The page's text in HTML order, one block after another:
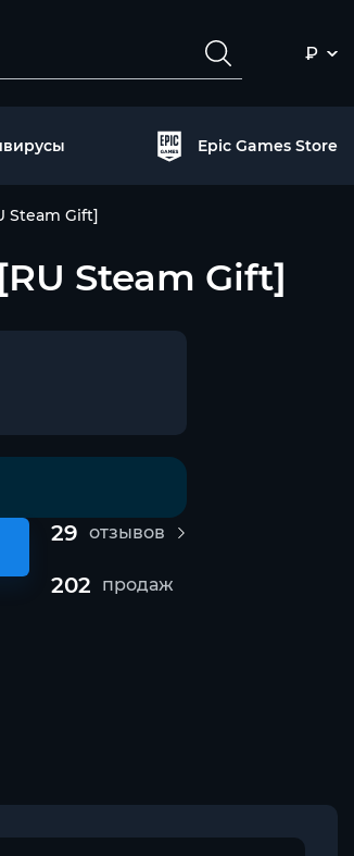
₽
Epic Games Store
Steam Gift]
Steam Gift]
29 отзывов
202 продаж